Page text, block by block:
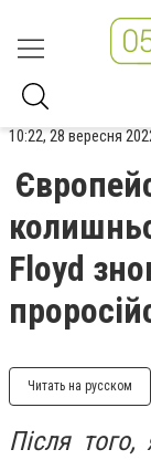
10:22, 28 вересня
Floyd
Читать на русском
Після